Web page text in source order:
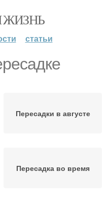
ЖИЗНЬ
статьи
Пересадки в августе
Пересадка во время